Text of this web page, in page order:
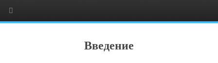
Введение